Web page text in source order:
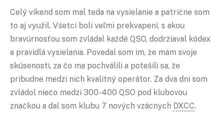
Celý víkend som mal teda na vysielanie a patrične som
to aj využil. Všetci boli veľmi prekvapení, s akou
bravúrnosťou som zvládal každé QSO, dodržiaval kódex
a pravidlá vysielania. Povedal som im, že mám svoje
skúsenosti, za čo ma pochválili a potešili sa, že
pribudne medzi nich kvalitný operátor. Za dva dni som
zvládol niečo medzi 300-400 QSO pod klubovou
značkou a dal som klubu 7 nových vzácnych DXCC.